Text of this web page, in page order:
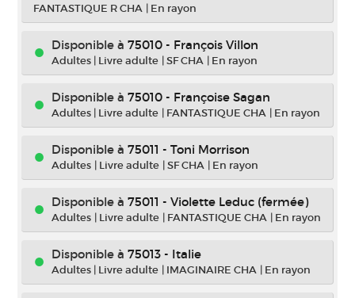
FANTASTIQUE R CHA | En rayon
Disponible à 75010 - François Villon
Adultes | Livre adulte |SF CHA | En rayon
Disponible à 75010 - Françoise Sagan
Adultes | Livre adulte | FANTASTIQUE CHA | En rayon
Disponible à 75011 - Toni Morrison
Adultes | Livre adulte |SF CHA | En rayon
Disponible à 75011 - Violette Leduc (fermée)
Adultes | Livre adulte | FANTASTIQUE CHA | En rayon
Disponible à 75013 - Italie
Adultes | Livre adulte | IMAGINAIRE CHA | En rayon